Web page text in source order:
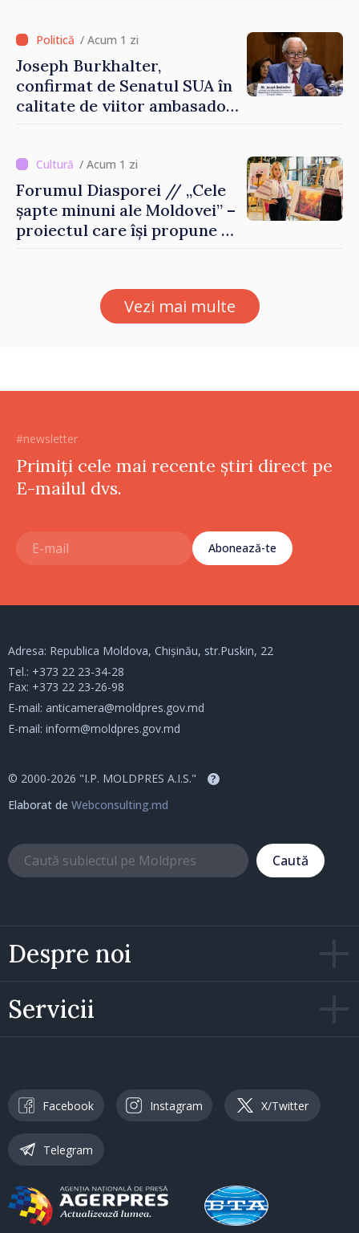
/ Acum 1 zi
Joseph Burkhalter,
confirmat de Senatul SUA în
calitate de viitor ambasador
/ Acum 1 zi
Forumul Diasporei // „Cele
șapte minuni ale Moldovei” –
proiectul care își propune să
Vezi mai multe
#newsletter
Primiți cele mai recente știri direct pe
E-mailul dvs.
Abonează-te
Despre noi
Servicii
Adresa: Republica Moldova, Chișinău, str.Puskin, 22
Tel.: +373 22 23-34-28
Fax: +373 22 23-26-98
E-mail: anticamera@moldpres.gov.md
E-mail: inform@moldpres.gov.md
© 2000-2026 "I.P. MOLDPRES A.I.S." ?
Elaborat de Webconsulting.md
Caută
Facebook Instagram X/Twitter
Telegram